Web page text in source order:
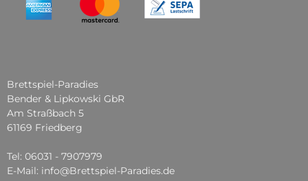
Brettspiel-Paradies
Bender & Lipkowski GbR
Am Straßbach 5
61169 Friedberg
Tel: 06031 - 7907979
E-Mail: info@Brettspiel-Paradies.de